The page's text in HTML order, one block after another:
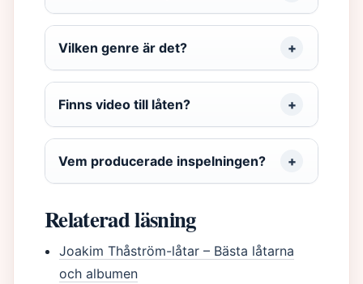
Vilken genre är det?
Finns video till låten?
Vem producerade inspelningen?
Relaterad läsning
Joakim Thåström-låtar – Bästa låtarna
och albumen